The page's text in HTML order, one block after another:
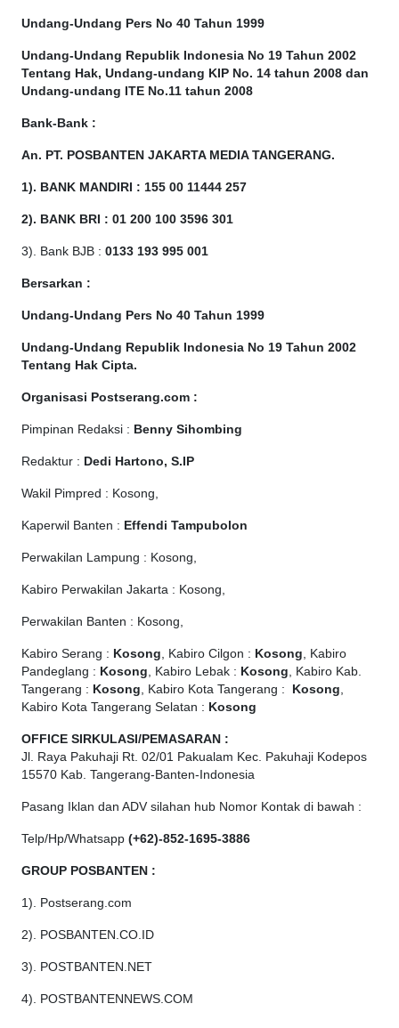
Undang-Undang Pers No 40 Tahun 1999
Undang-Undang Republik Indonesia No 19 Tahun 2002
Tentang Hak, Undang-undang KIP No. 14 tahun 2008 dan
Undang-undang ITE No.11 tahun 2008
Bank-Bank :
An. PT. POSBANTEN JAKARTA MEDIA TANGERANG.
1). BANK MANDIRI : 155 00 11444 257
2). BANK BRI : 01 200 100 3596 301
3). Bank BJB : 0133 193 995 001
Bersarkan :
Undang-Undang Pers No 40 Tahun 1999
Undang-Undang Republik Indonesia No 19 Tahun 2002
Tentang Hak Cipta.
Organisasi Postserang.com :
Pimpinan Redaksi : Benny Sihombing
Redaktur : Dedi Hartono, S.IP
Wakil Pimpred : Kosong,
Kaperwil Banten : Effendi Tampubolon
Perwakilan Lampung : Kosong,
Kabiro Perwakilan Jakarta : Kosong,
Perwakilan Banten : Kosong,
Kabiro Serang : Kosong, Kabiro Cilgon : Kosong, Kabiro
Pandeglang : Kosong, Kabiro Lebak : Kosong, Kabiro Kab.
Tangerang : Kosong, Kabiro Kota Tangerang : Kosong,
Kabiro Kota Tangerang Selatan : Kosong
OFFICE SIRKULASI/PEMASARAN :
Jl. Raya Pakuhaji Rt. 02/01 Pakualam Kec. Pakuhaji Kodepos
15570 Kab. Tangerang-Banten-Indonesia
Pasang Iklan dan ADV silahan hub Nomor Kontak di bawah :
Telp/Hp/Whatsapp (+62)-852-1695-3886
GROUP POSBANTEN :
1). Postserang.com
2). POSBANTEN.CO.ID
3). POSTBANTEN.NET
4). POSTBANTENNEWS.COM